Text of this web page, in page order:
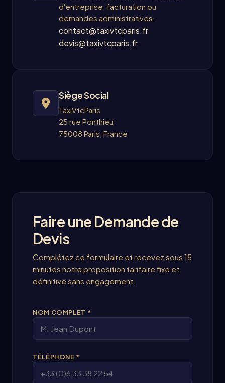
d'entreprise, facturation ou
demandes administratives.
contact@taxivtcparis.fr
devis@taxivtcparis.fr
Siège Social
TaxiVtcParis
25 rue Ponthieu
75008 Paris, France
Faire une Demande de
Devis
Complétez ce formulaire et recevez sous 15
minutes notre proposition tarifaire fixe et
définitive sans engagement.
NOM COMPLET *
TÉLÉPHONE *